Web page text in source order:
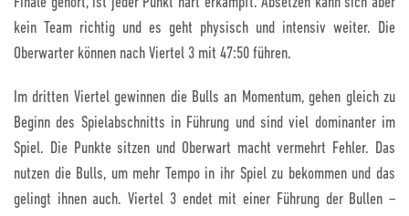
Finale gehört, ist jeder Punkt hart erkämpft. Absetzen kann sich aber
kein Team richtig und es geht physisch und intensiv weiter. Die
Oberwarter können nach Viertel 3 mit 47:50 führen.
Im dritten Viertel gewinnen die Bulls an Momentum, gehen gleich zu
Beginn des Spielabschnitts in Führung und sind viel dominanter im
Spiel. Die Punkte sitzen und Oberwart macht vermehrt Fehler. Das
nutzen die Bulls, um mehr Tempo in ihr Spiel zu bekommen und das
gelingt ihnen auch. Viertel 3 endet mit einer Führung der Bullen –